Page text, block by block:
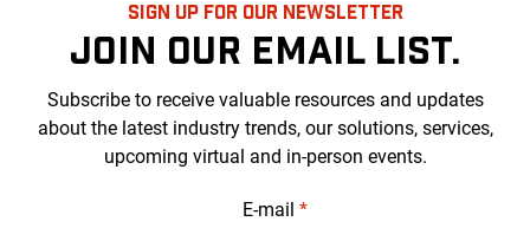
SIGN UP FOR OUR NEWSLETTER
JOIN OUR EMAIL LIST.
Subscribe to receive valuable resources and updates
about the latest industry trends, our solutions, services,
upcoming virtual and in-person events.
E-mail *